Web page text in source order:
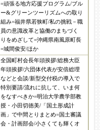
=頑張る地方応援プログラム/ブル
ー&グリーンツーリズムへの取り
組み=福井県若狭町/私の挑戦－職
員の意識改革と協働のまちづく
りをめざして=沖縄県南風原町長
=城間俊安/ほか
全国町村会長年頭挨拶/総務大臣
年頭挨拶/六団体代表が安倍総理
などと会談/新型交付税の導入で
特別要請/流れに抗して、いま何
をなすべきか=明治大学農学部教
授・小田切徳美/「国土形成計
画」で中間とりまとめ=国土審議
会・計画部会/小さくても輝くオ